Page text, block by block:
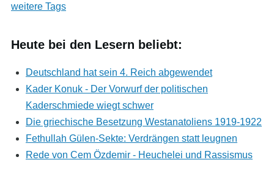
weitere Tags
Heute bei den Lesern beliebt:
Deutschland hat sein 4. Reich abgewendet
Kader Konuk - Der Vorwurf der politischen
Kaderschmiede wiegt schwer
Die griechische Besetzung Westanatoliens 1919-1922
Fethullah Gülen-Sekte: Verdrängen statt leugnen
Rede von Cem Özdemir - Heuchelei und Rassismus